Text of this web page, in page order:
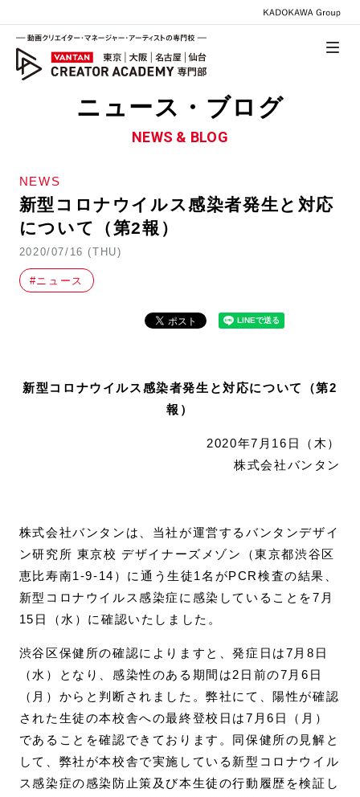
ニュース・ブログ
NEWS & BLOG
NEWS
新型コロナウイルス感染者発生と対応
について（第2報）
2020/07/16 (THU)
#ニュース
新型コロナウイルス感染者発生と対応について（第2
報）
2020年7月16日（木）
株式会社バンタン
株式会社バンタンは、当社が運営するバンタンデザイ
ン研究所 東京校 デザイナーズメゾン（東京都渋谷区
恵比寿南1-9-14）に通う生徒1名がPCR検査の結果、
新型コロナウイルス感染症に感染していることを7月
15日（水）に確認いたしました。
渋谷区保健所の確認によりますと、発症日は7月8日
（水）となり、感染性のある期間は2日前の7月6日
（月）からと判断されました。弊社にて、陽性が確認
された生徒の本校舎への最終登校日は7月6日（月）
であることを確認できております。同保健所の見解と
して、弊社が本校舎で実施している新型コロナウイル
ス感染症の感染防止策及び本生徒の行動履歴を検証し